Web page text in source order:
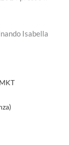
Isabella